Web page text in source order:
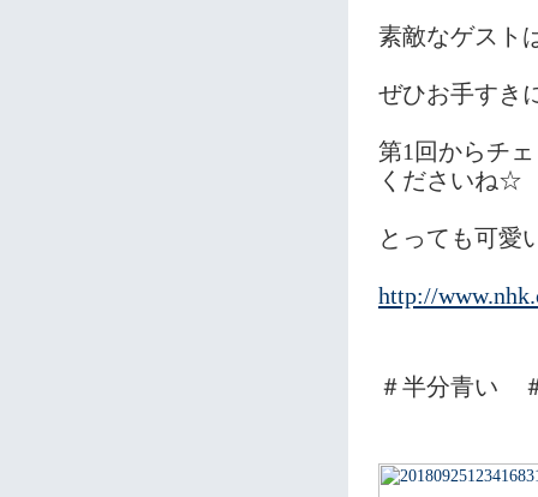
素敵なゲスト
ぜひお手すき
第1回からチ
くださいね☆
とっても可愛
http://
＃半分青い